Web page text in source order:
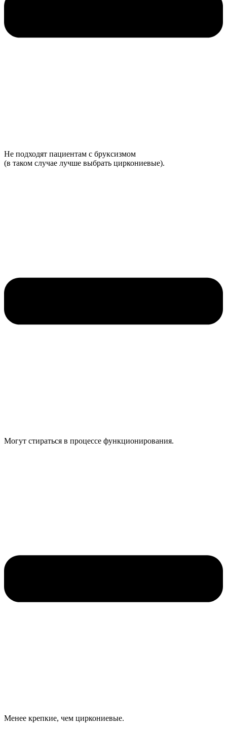
Не подходят пациентам с бруксизмом
(в таком случае лучше выбрать циркониевые).
Могут стираться в процессе функционирования.
Менее крепкие, чем циркониевые.